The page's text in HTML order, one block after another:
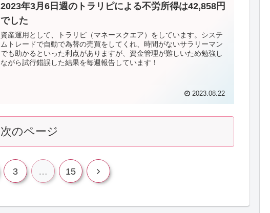
2023年3月6日週のトラリピによる不労所得は42,858円
でした
資産運用として、トラリピ（マネースクエア）をしています。システ
ムトレードで自動で為替の売買をしてくれ、時間がないサラリーマン
でも助かるといった利点がありますが、資金管理が難しいため勉強し
ながら試行錯誤した結果を毎週報告しています！
2023.08.22
次のページ
3 … 15